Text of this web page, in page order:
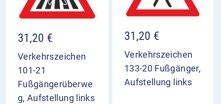
31,20 €
Verkehrszeichen
101-21
Fußgängerüberwe
g, Aufstellung links
31,20 €
Verkehrszeichen
133-20 Fußgänger,
Aufstellung links